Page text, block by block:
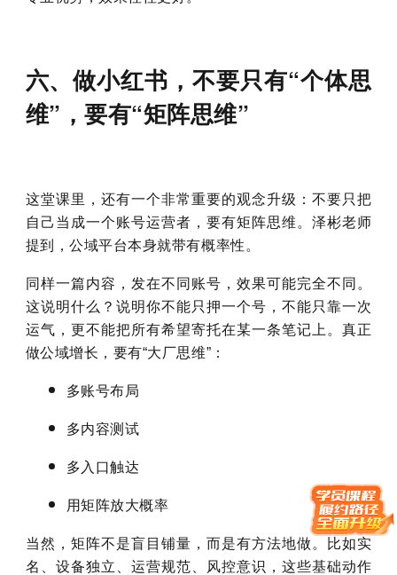
六、做小红书，不要只有“个体思
维”，要有“矩阵思维”
这堂课里，还有一个非常重要的观念升级： 不要只把
自己当成一个账号运营者，要有矩阵思维。泽彬老师
提到，公域平台本身就带有概率性。
同样一篇内容，发在不同账号，效果可能完全不同。
这说明什么？说明你不能只押一个号，不能只靠一次
运气，更不能把所有希望寄托在某一条笔记上。真正
做公域增长，要有“大厂思维”：
多账号布局
多内容测试
多入口触达
用矩阵放大概率
当然，矩阵不是盲目铺量，而是有方法地做。
比如实
名、设备独立、运营规范、风控意识，这些基础动作